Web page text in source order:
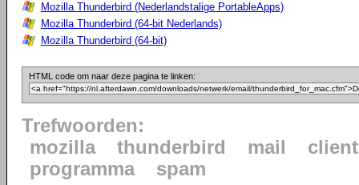
Mozilla Thunderbird (Nederlandstalige PortableApps)
Mozilla Thunderbird (64-bit Nederlands)
Mozilla Thunderbird (64-bit)
HTML code om naar deze pagina te linken:
Trefwoorden:
mozilla
thunderbird mail
client
programma
spam